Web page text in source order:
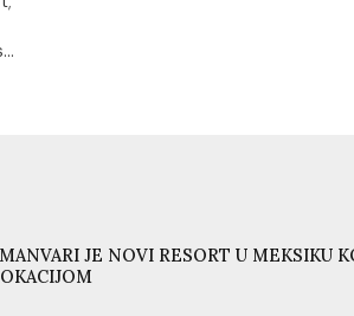
JE NOVI RESORT U MEKSIKU